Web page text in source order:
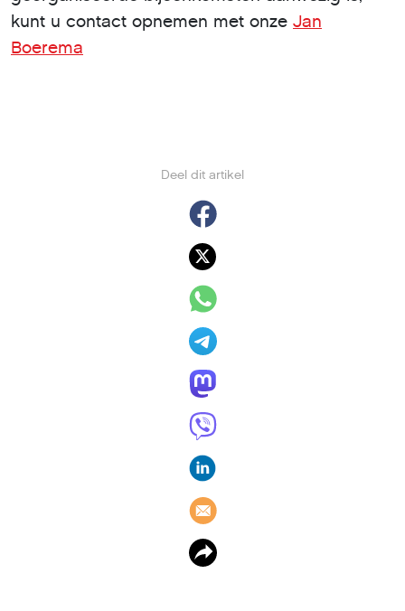
Deel dit artikel
kunt u contact opnemen met onze Jan
Boerema